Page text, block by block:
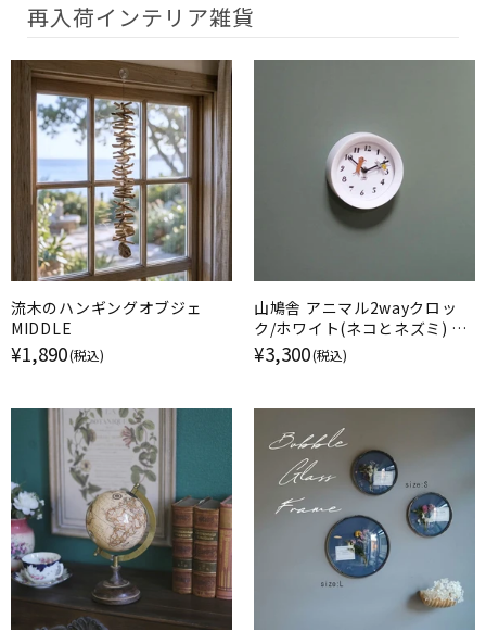
再入荷インテリア雑貨
流木のハンギングオブジェ
MIDDLE
¥1,890(税込)
山鳩舎 アニマル2wayクロッ
ク/ホワイト(ネコとネズミ) 壁
掛け時計
¥3,300(税込)